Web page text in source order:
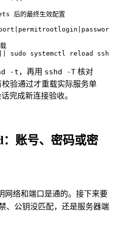
后的最终生效配置
sudo systemctl reload sshd
-t，再用 sshd -T 核对
校验通过才重载实际服务单
完成新连接验收。
：账号、密码或密
网络和端口是通的。接下来要
、公钥没匹配，还是服务器端